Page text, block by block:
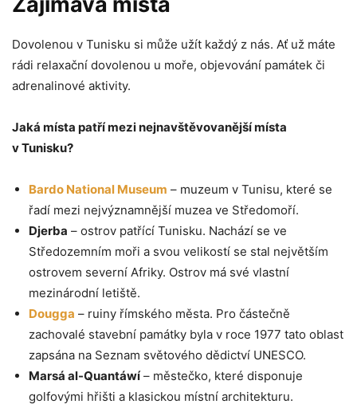
Dovolenou v Tunisku si může užít každý z nás. Ať už máte
rádi relaxační dovolenou u moře, objevování památek či
adrenalinové aktivity.
Jaká místa patří mezi nejnavštěvovanější místa
v Tunisku?
Bardo National Museum – muzeum v Tunisu, které se
řadí mezi nejvýznamnější muzea ve Středomoří.
Djerba – ostrov patřící Tunisku. Nachází se ve
Středozemním moři a svou velikostí se stal největším
ostrovem severní Afriky. Ostrov má své vlastní
mezinárodní letiště.
Dougga – ruiny římského města. Pro částečně
zachovalé stavební památky byla v roce 1977 tato oblast
zapsána na Seznam světového dědictví UNESCO.
Marsá al-Quantáwí– městečko, které disponuje
golfovými hřišti a klasickou místní architekturu.